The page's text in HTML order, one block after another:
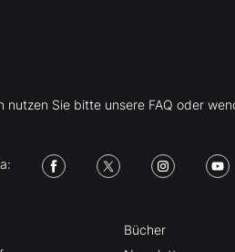
nutzen Sie bitte unsere FAQ oder
Bücher